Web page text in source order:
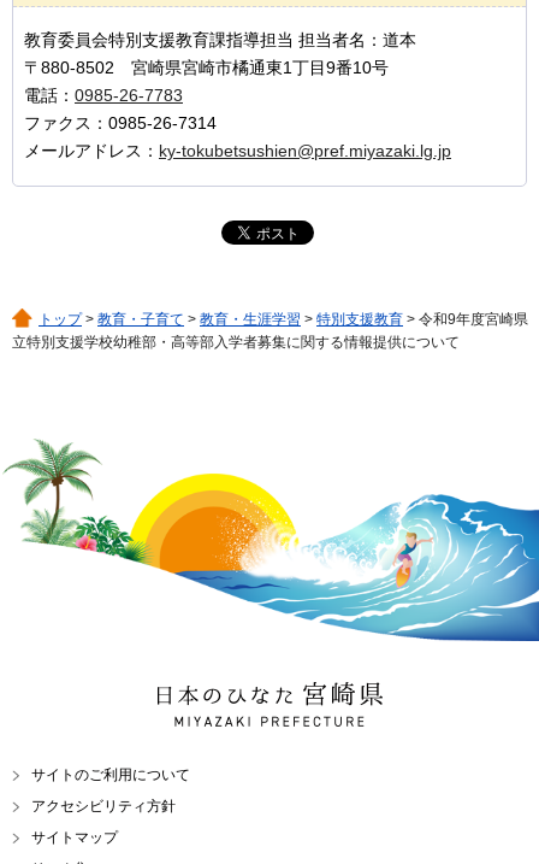
教育委員会特別支援教育課指導担当 担当者名：道本
〒880-8502 宮崎県宮崎市橘通東1丁目9番10号
電話： 0985-26-7783
ファクス：0985-26-7314
メールアドレス： ky-tokubetsushien@pref.miyazaki.lg.jp
トップ> 教育・子育て > 教育・生涯学習 > 特別支援教育 > 令和9年度宮崎県
立特別支援学校幼稚部・高等部入学者募集に関する情報提供について
日本のひなた 宮崎県
MIYAZAKI PREFECTURE
サイトのご利用について
アクセシビリティ方針
サイトマップ